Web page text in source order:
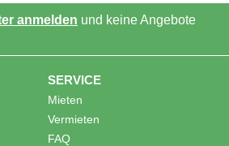
anmelden und keine Angebote
SERVICE
Mieten
Vermieten
FAQ